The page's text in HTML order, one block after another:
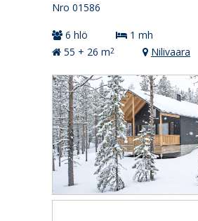
Nro 01586
6 hlö
1 mh
55 + 26 m2 Nilivaara